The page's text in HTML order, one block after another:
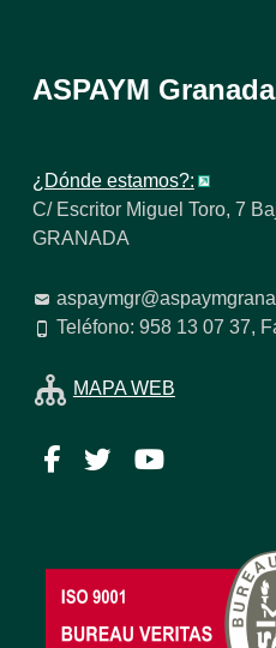
ASPAYM Granada
¿Dónde estamos?:
C/ Escritor Miguel Toro, 7
GRANADA
Teléfono: 958 13 07 37,
MAPA WEB
Facebook
TwitterYouTube